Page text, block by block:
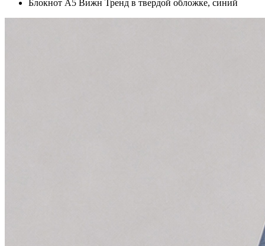
Блокнот А5 Вижн Тренд в твердой обложке, синий